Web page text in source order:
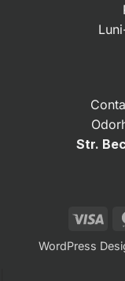
Str.
Visa
WordPress